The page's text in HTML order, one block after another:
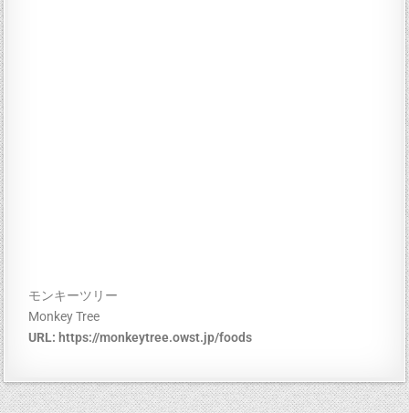
モンキーツリー
Monkey Tree
URL: https://monkeytree.owst.jp/foods